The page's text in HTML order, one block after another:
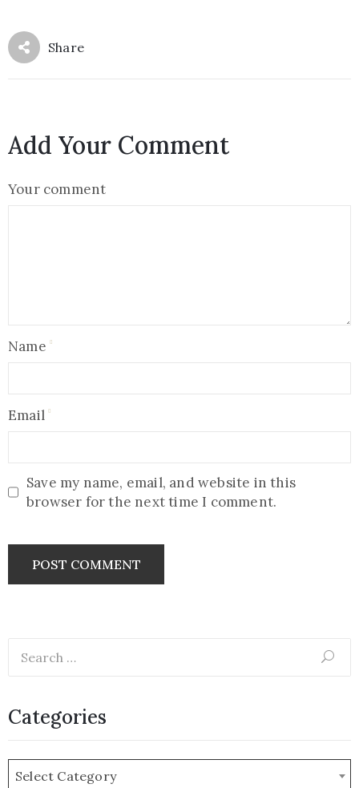
Share
Add Your Comment
Your comment
Name
Email
Save my name, email, and website in this
browser for the next time I comment.
Categories
Select Category